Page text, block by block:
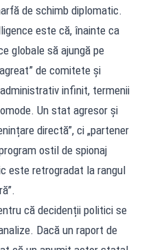
de schimb diplomatic.
este că, înainte ca
globale să ajungă pe
de comitete și
infinit, termenii
Un stat agresor și
directă”, ci „partener
ostil de spionaj
este retrogradat la rangul
că decidenții politici se
Dacă un raport de